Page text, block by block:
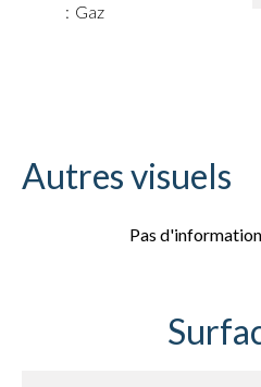
Gaz
Autres visuels
Pas